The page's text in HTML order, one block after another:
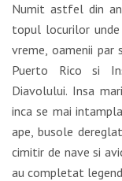
Numit astfel din
topul locurilor
vreme, oamenii
Puerto Rico si
Diavolului. Insa
inca se mai
ape, busole
cimitir de nave si
au completat